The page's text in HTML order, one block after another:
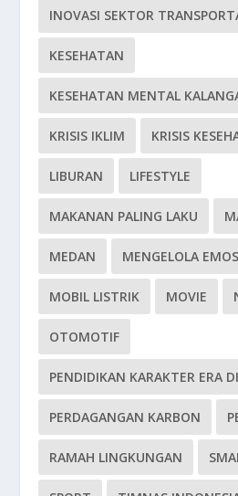
INOVASI SEKTOR
KESEHATAN
KESEHATAN MENTAL
KRISIS IKLIM KRISIS
LIBURAN LIFESTYLE
MAKANAN PALING LAKU
MEDAN MENGELOLA
MOBIL LISTRIK MOVIE
OTOMOTIF
PENDIDIKAN KARAKTER ERA
PERDAGANGAN KARBON
RAMAH LINGKUNGAN